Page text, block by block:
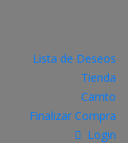
Lista de Deseos
Tienda
Carrito
Finalizar Compra
Login